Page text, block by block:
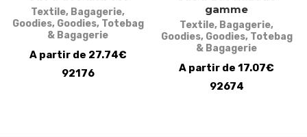
Textile, Bagagerie,
Goodies, Goodies, Totebag
& Bagagerie
A partir de 27.74€
92176
gamme
Textile, Bagagerie,
Goodies, Goodies, Totebag
& Bagagerie
A partir de 17.07€
92674